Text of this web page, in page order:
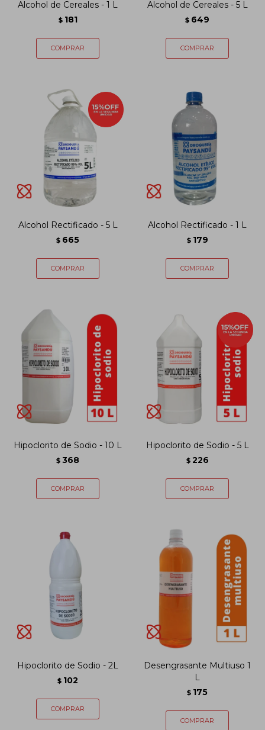
Alcohol de Cereales - 1 L
$ 181
Alcohol de Cereales - 5 L
$ 649
Alcohol Rectificado - 5 L
$ 665
Alcohol Rectificado - 1 L
$ 179
Hipoclorito de Sodio - 10 L
$ 368
Hipoclorito de Sodio - 5 L
$ 226
Hipoclorito de Sodio - 2L
$ 102
Desengrasante Multiuso 1
L
$ 175